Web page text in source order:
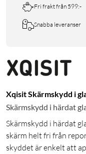
Fri frakt från 599:-
Snabba leveranser
Xqisit Skärmskydd i
Skärmskydd i härdat
Skärmskydd i härdat
skärm helt fri från
skyddet är enkelt att